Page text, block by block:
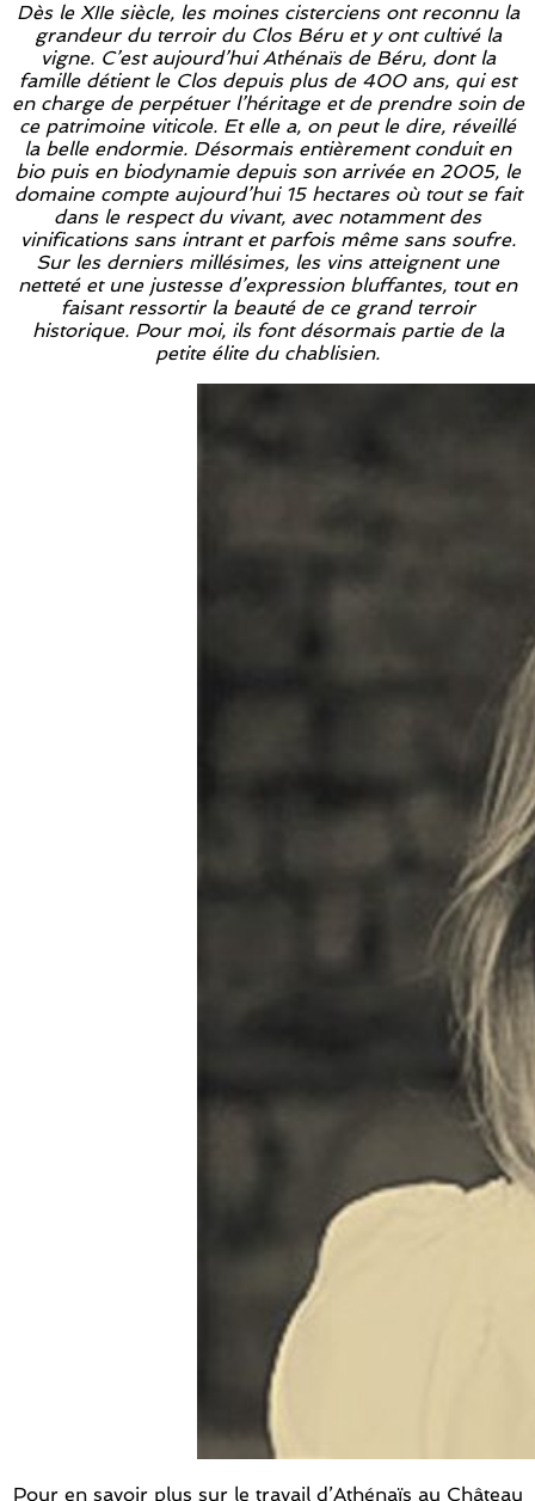
Dès le XIIe siècle, les moines cisterciens ont reconnu la
grandeur du terroir du Clos Béru et y ont cultivé la
vigne. C’est aujourd’hui Athénaïs de Béru, dont la
famille détient le Clos depuis plus de 400 ans, qui est
en charge de perpétuer l’héritage et de prendre soin de
ce patrimoine viticole. Et elle a, on peut le dire, réveillé
la belle endormie. Désormais entièrement conduit en
bio puis en biodynamie depuis son arrivée en 2005, le
domaine compte aujourd’hui 15 hectares où tout se fait
dans le respect du vivant, avec notamment des
vinifications sans intrant et parfois même sans soufre.
Sur les derniers millésimes, les vins atteignent une
netteté et une justesse d’expression bluffantes, tout en
faisant ressortir la beauté de ce grand terroir
historique. Pour moi, ils font désormais partie de la
petite élite du chablisien.
Pour en savoir plus sur le travail d’Athénaïs au Château